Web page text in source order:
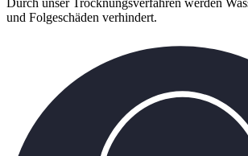
Durch unser Trocknungsverfahren werden
und Folgeschäden verhindert.